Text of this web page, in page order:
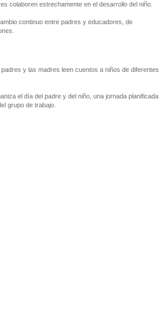
colaboren estrechamente en el desarrollo del niño.
continuo entre padres y educadores, de
y las madres leen cuentos a niños de diferentes
el día del padre y del niño, una jornada planificada
grupo de trabajo.